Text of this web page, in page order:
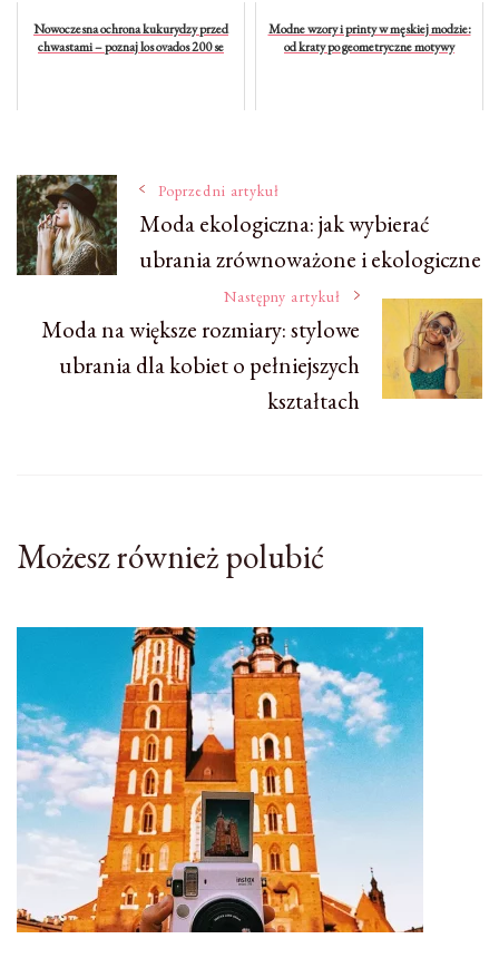
Nowoczesna ochrona kukurydzy przed
chwastami – poznaj los ovados 200 se
Modne wzory i printy w męskiej modzie:
od kraty po geometryczne motywy
Nawigacja
wpisu
Poprzedni artykuł
Moda ekologiczna: jak wybierać
ubrania zrównoważone i ekologiczne
Następny artykuł
Moda na większe rozmiary: stylowe
ubrania dla kobiet o pełniejszych
kształtach
Możesz również polubić